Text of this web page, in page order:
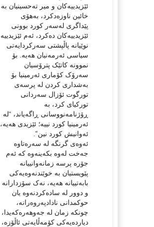
ئێزیدییەکان و میر تەحسینیان بە
خائین ناوزەدکرد، بەهۆی
پێداگری لەسەر کورد بوونی
ئێزیدییەکان دەکرد، ئەم ئێزیدییە
نوێیانە پاڵپشتی سەرکردایەتی
سیاسی ئەرمەنیان هەیە. بۆ
نموونە کاتێک پترۆسیان
سەرۆک کۆماری ئەرمینیا بۆ
بەشداری کردن لە پرسەی
تورگوت ئۆزال سەردانی
تورکیای کرد، بە
ڕۆژنامەنووسانی ڕاگەیاند، “لە
ئەرمینیا کورد نییە؛ ئێزیدی هەیە،
ئەوانیش کورد نین”.
ئەوەی گرنگە لە سەرەتاوە
جەخت لەوە بکەینەوە کە ئەم
جۆرە پرسە زمانەوانییانە
پێویستیان بە خوێندنەوەیەکی
بابەتییانە هەیە، نەک سۆزدارانە
و دوور لە سادەکردنەوە یان
حوکمدانی نادادپەروەرانە،
چونکە زمان لە جەوهەرەکەیدا،
دیاردەیەکی کۆمەڵایەتی ئاڵۆزە،